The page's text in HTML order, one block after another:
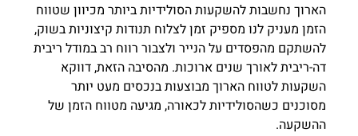
הארוך נחשבות להשקעות הסולידיות ביותר מכיוון שטווח
הזמן מעניק לנו מספיק זמן לצלוח תנודות קיצוניות בשוק,
להשתקם מהפסדים על הנייר ולצבור רווח רב במודל ריבית
דה-ריבית לאורך שנים ארוכות. מהסיבה הזאת, דווקא
השקעות לטווח הארוך מבוצעות בנכסים מעט יותר
מסוכנים כשהסולידיות לכאורה, מגיעה מטווח הזמן של
ההשקעה.